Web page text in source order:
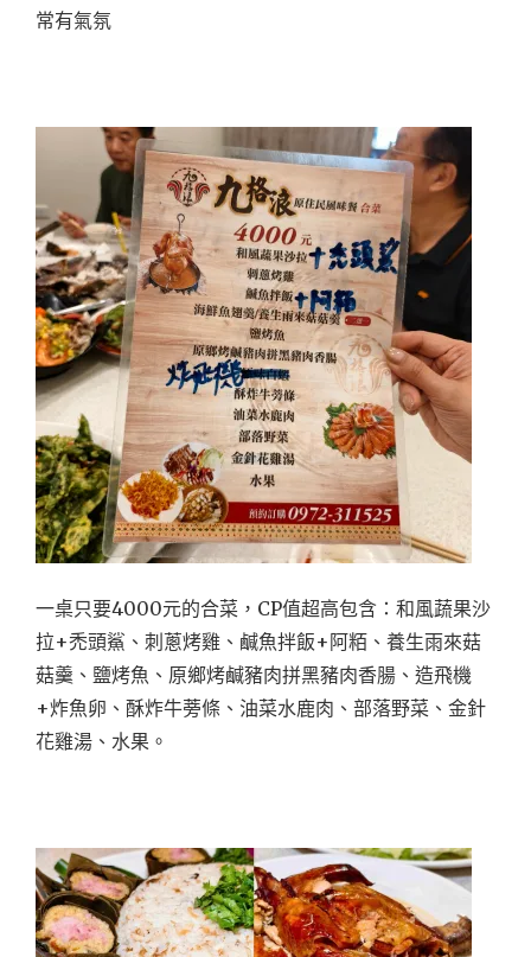
常有氣氛
一桌只要4000元的合菜，CP值超高包含：和風蔬果沙
拉+禿頭鯊、刺蔥烤雞、鹹魚拌飯+阿粨、養生雨來菇
菇羹、鹽烤魚、原鄉烤鹹豬肉拼黑豬肉香腸、造飛機
+炸魚卵、酥炸牛蒡條、油菜水鹿肉、部落野菜、金針
花雞湯、水果。